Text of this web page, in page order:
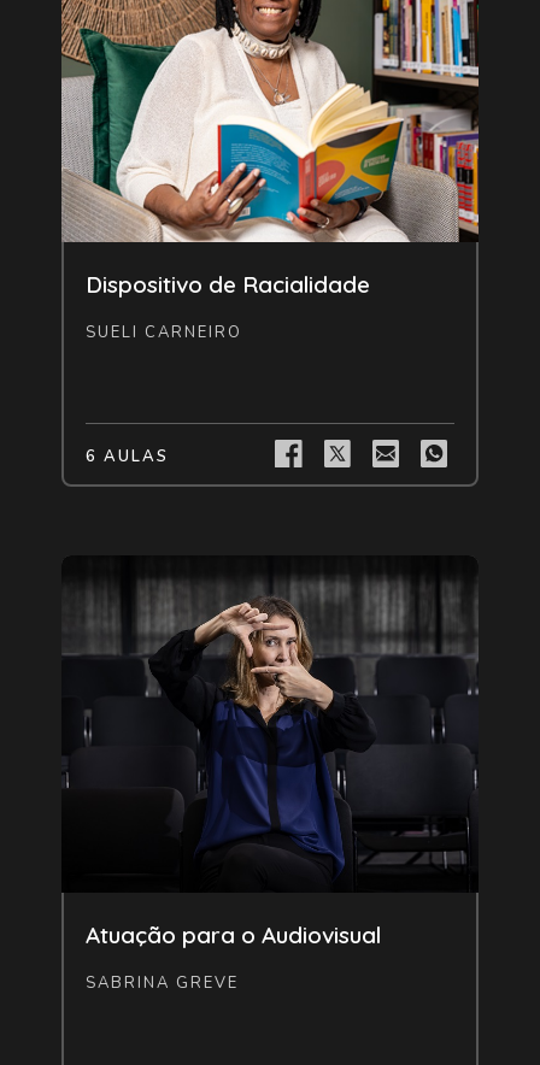
Dispositivo de Racialidade
SUELI CARNEIRO
6 AULAS
Atuação para o Audiovisual
SABRINA GREVE